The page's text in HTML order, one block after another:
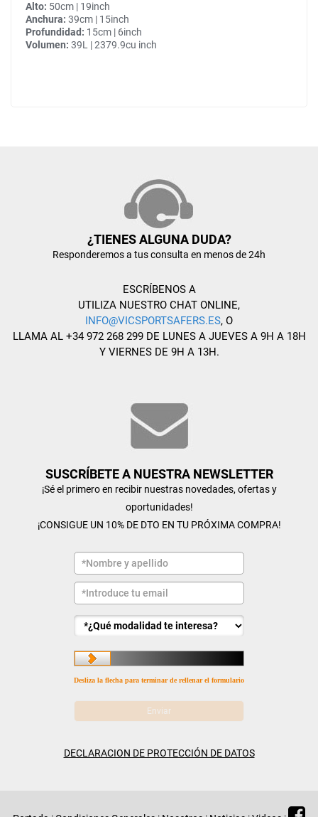
Alto: 50cm | 19inch
Anchura: 39cm | 15inch
Profundidad: 15cm | 6inch
Volumen: 39L | 2379.9cu inch
¿TIENES ALGUNA DUDA?
Responderemos a tus consulta en menos de 24h
ESCRÍBENOS A
UTILIZA NUESTRO CHAT ONLINE,
INFO@VICSPORTSAFERS.ES, O
LLAMA AL +34 972 268 299 DE LUNES A JUEVES A 9H A 18H
Y VIERNES DE 9H A 13H.
SUSCRÍBETE A NUESTRA NEWSLETTER
¡Sé el primero en recibir nuestras novedades, ofertas y
oportunidades!
¡CONSIGUE UN 10% DE DTO EN TU PRÓXIMA COMPRA!
Desliza la flecha para terminar de rellenar el formulario
DECLARACION DE PROTECCIÓN DE DATOS